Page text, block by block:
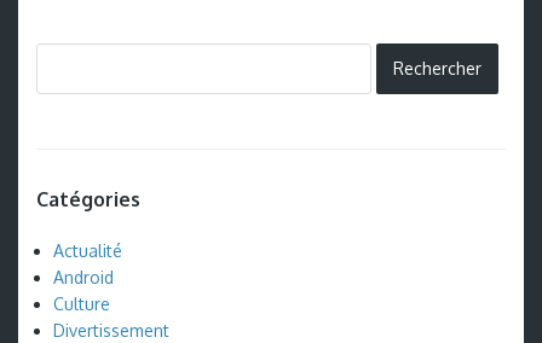
Catégories
Actualité
Android
Culture
Divertissement